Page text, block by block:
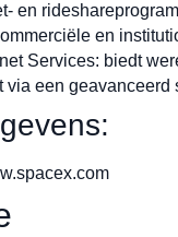
en
en
Services: biedt
via een geavanceerd